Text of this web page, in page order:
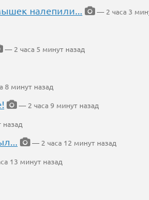
налепили...
— 2 часа 3
— 2 часа 5 минут назад
8 минут назад
— 2 часа 9 минут назад
назад
— 2 часа 12 минут назад
13 минут назад